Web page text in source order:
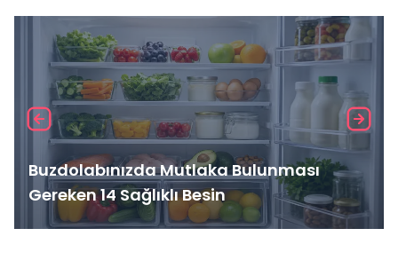
Buzdolabınızda Mutlaka Bulunması
Gereken 14 Sağlıklı Besin